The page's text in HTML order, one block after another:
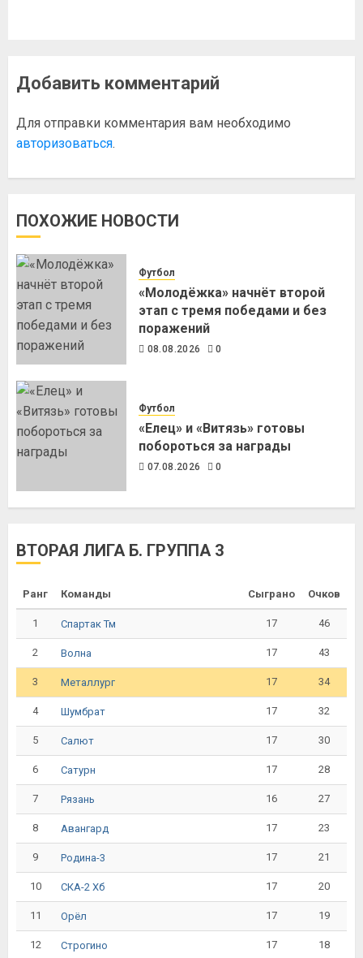
Добавить комментарий
Для отправки комментария вам необходимо
авторизоваться.
ПОХОЖИЕ НОВОСТИ
Футбол
«Молодёжка» начнёт второй
этап с тремя победами и без
поражений
08.08.2026 0
Футбол
«Елец» и «Витязь» готовы
побороться за награды
07.08.2026 0
ВТОРАЯ ЛИГА Б. ГРУППА 3
Ранг Команды Сыграно Очков
1 Спартак Тм 17 46
2 Волна 17 43
3 Металлург 17 34
4 Шумбрат 17 32
5 Салют 17 30
6 Сатурн 17 28
7 Рязань 16 27
8 Авангард 17 23
9 Родина-3 17 21
10 СКА-2 Хб 17 20
11 Орёл 17 19
12 Строгино 17 18